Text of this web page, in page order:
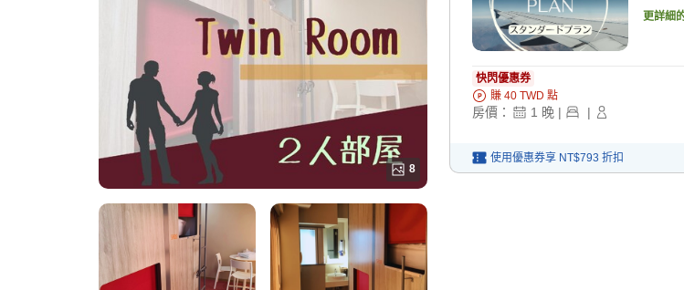
8
更詳細
快閃優惠券
賺 40 TWD 點
房價： 1 晚 | |
使用優惠券享 NT$793 折扣